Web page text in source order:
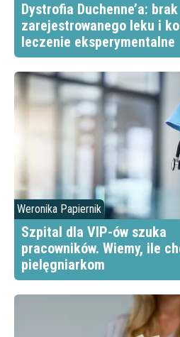
Dystrofia Duchenne’a: brak
zarejestrowanego leku i
leczenie eksperymentalne
Weronika Papiernik
Szpital dla VIP-ów szuka
pracowników. Wiemy, ile
pielęgniarkom